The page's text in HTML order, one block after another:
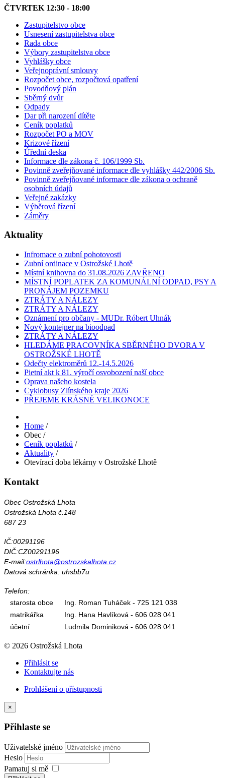
ČTVRTEK 12:30 - 18:00
Zastupitelstvo obce
Usnesení zastupitelstva obce
Rada obce
Výbory zastupitelstva obce
Vyhlášky obce
Veřejnoprávní smlouvy
Rozpočet obce, rozpočtová opatření
Povodňový plán
Sběrný dvůr
Odpady
Dar při narození dítěte
Ceník poplatků
Rozpočet PO a MOV
Krizové řízení
Úřední deska
Informace dle zákona č. 106/1999 Sb.
Povinně zveřejňované informace dle vyhlášky 442/2006 Sb.
Povinně zveřejňované informace dle zákona o ochraně
osobních údajů
Veřejné zakázky
Výběrová řízení
Záměry
Aktuality
Infromace o zubní pohotovosti
Zubní ordinace v Ostrožské Lhotě
Místní knihovna do 31.08.2026 ZAVŘENO
MÍSTNÍ POPLATEK ZA KOMUNÁLNÍ ODPAD, PSY A
PRONÁJEM POZEMKU
ZTRÁTY A NÁLEZY
ZTRÁTY A NÁLEZY
Oznámení pro občany - MUDr. Róbert Uhnák
Nový kontejner na bioodpad
ZTRÁTY A NÁLEZY
HLEDÁME PRACOVNÍKA SBĚRNÉHO DVORA V
OSTROŽSKÉ LHOTĚ
Odečty elektroměrů 12.-14.5.2026
Pietní akt k 81. výročí osvobození naší obce
Oprava našeho kostela
Cyklobusy Zlínského kraje 2026
PŘEJEME KRÁSNÉ VELIKONOCE
Home /
Obec /
Ceník poplatků /
Aktuality /
Otevírací doba lékárny v Ostrožské Lhotě
Kontakt
Obec Ostrožská Lhota
Ostrožská Lhota č.148
687 23
IČ:00291196
DIČ:CZ00291196
E-mail:ostrlhota@ostrozskalhota.cz
Datová schránka: uhsbb7u
Telefon:
starosta obce
Ing. Roman Tuháček - 725 121 038
matrikářka
Ing. Hana Havlíková - 606 028 041
účetní
Ludmila Dominiková - 606 028 041
© 2026 Ostrožská Lhota
Přihlásit se
Kontaktujte nás
Prohlášení o přístupnosti
×
Přihlaste se
Uživatelské jméno
Heslo
Pamatuj si mě